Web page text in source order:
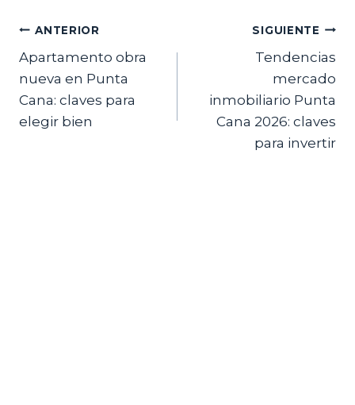
Navegación
de
entradas
ANTERIOR
Apartamento obra
nueva en Punta
Cana: claves para
elegir bien
SIGUIENTE
Tendencias
mercado
inmobiliario Punta
Cana 2026: claves
para invertir